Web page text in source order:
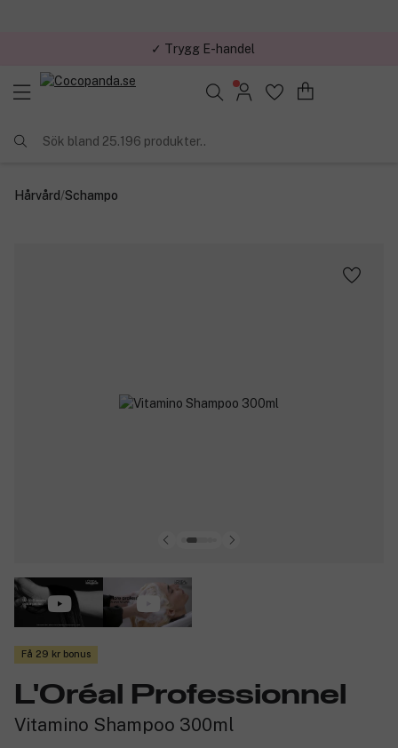
✓ Trygg E-handel
Sök bland 25.196 produkter..
Hårvård/Schampo
Få 29 kr bonus
L'Oréal Professionnel
Vitamino Shampoo 300ml